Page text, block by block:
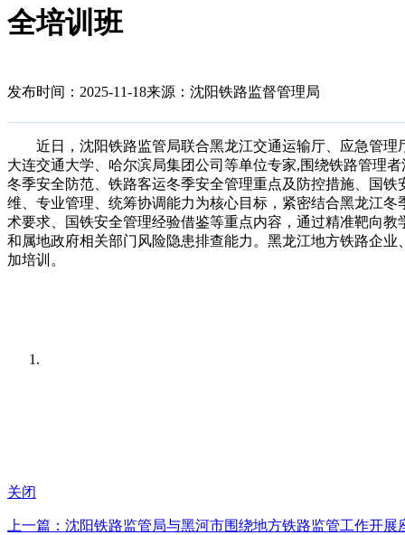
全培训班
发布时间：2025-11-18来源：沈阳铁路监督管理局
近日，沈阳铁路监管局联合黑龙江交通运输厅、应急管理
大连交通大学、哈尔滨局集团公司等单位专家,围绕铁路管理
冬季安全防范、铁路客运冬季安全管理重点及防控措施、国
维、专业管理、统筹协调能力为核心目标，紧密结合黑龙江
术要求、国铁安全管理经验借鉴等重点内容，通过精准靶向
和属地政府相关部门风险隐患排查能力。黑龙江地方铁路企
加培训。
关闭
上一篇：沈阳铁路监管局与黑河市围绕地方铁路监管工作开展